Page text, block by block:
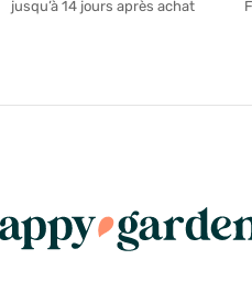
jusqu’à 14 jours après achat